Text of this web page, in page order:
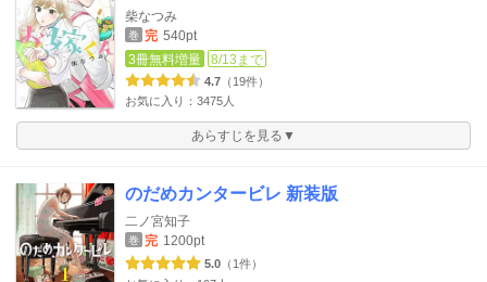
柴なつみ
巻 完 540pt
3冊無料増量
8/13まで
4.7 （19件）
お気に入り：3475人
あらすじを見る▼
のだめカンタービレ 新装版
二ノ宮知子
巻 完 1200pt
5.0 （1件）